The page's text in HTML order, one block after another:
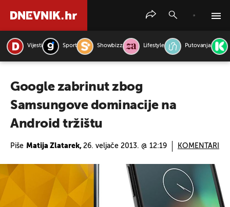
Vijesti Sport Showbizz Lifestyle Putovanja
Google zabrinut zbog
Samsungove dominacije na
Android tržištu
Piše Matija Zlatarek, 26. veljače 2013. @ 12:19 KOMENTARI
PRETRAŽITE VIJESTI